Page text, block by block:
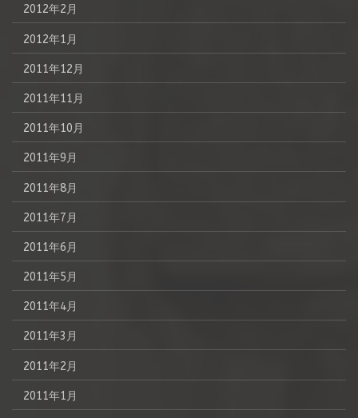
2012年2月
2012年1月
2011年12月
2011年11月
2011年10月
2011年9月
2011年8月
2011年7月
2011年6月
2011年5月
2011年4月
2011年3月
2011年2月
2011年1月